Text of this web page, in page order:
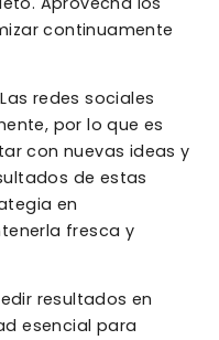
continuamente
redes sociales
por lo que es
con nuevas ideas y
de estas
en
fresca y
resultados en
esencial para